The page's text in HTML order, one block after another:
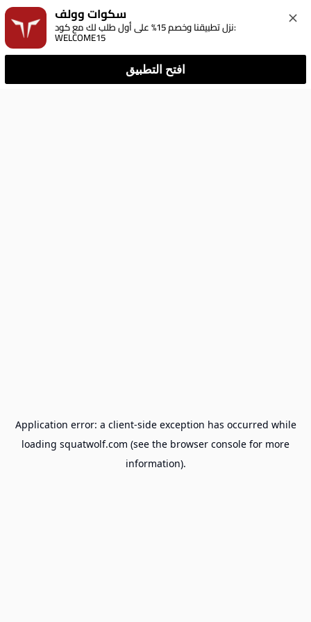
سكوات وولف
نزل تطبيقنا وخصم 15% على أول طلب لك مع كود:
WELCOME15
افتح التطبيق
Application error: a client-side exception has occurred while
loading squatwolf.com (see the browser console for more
information).